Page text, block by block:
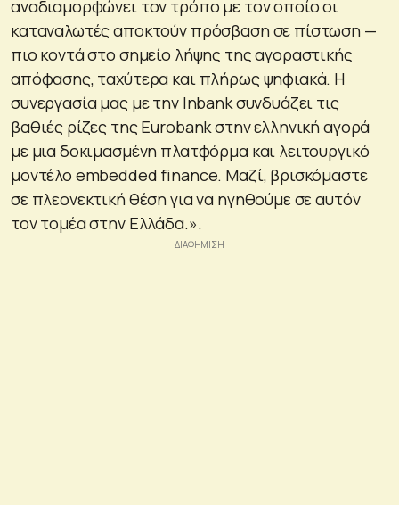
αναδιαμορφώνει τον τρόπο με τον οποίο οι
καταναλωτές αποκτούν πρόσβαση σε πίστωση —
πιο κοντά στο σημείο λήψης της αγοραστικής
απόφασης, ταχύτερα και πλήρως ψηφιακά. Η
συνεργασία μας με την Inbank συνδυάζει τις
βαθιές ρίζες της Eurobank στην ελληνική αγορά
με μια δοκιμασμένη πλατφόρμα και λειτουργικό
μοντέλο embedded finance. Μαζί, βρισκόμαστε
σε πλεονεκτική θέση για να ηγηθούμε σε αυτόν
τον τομέα στην Ελλάδα.».